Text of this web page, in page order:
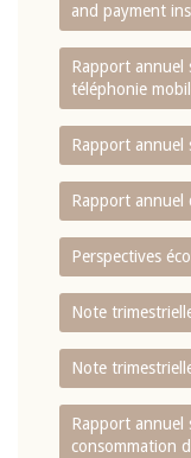
and payment
Rapport annuel
téléphonie
Rapport annuel
Rapport annuel
Perspectives
Note
Note
Rapport annuel
consommation